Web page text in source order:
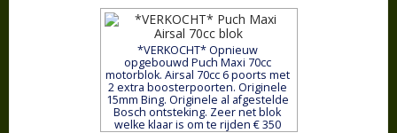
*VERKOCHT* Opnieuw
opgebouwd Puch Maxi 70cc
motorblok. Airsal 70cc 6 poorts met
2 extra boosterpoorten. Originele
15mm Bing. Originele al afgestelde
Bosch ontsteking. Zeer net blok
welke klaar is om te rijden € 350